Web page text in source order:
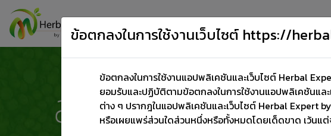
ข้อตกลงในการใช้งานเว็บไซต์ https://
ข้อตกลงในการใช้งานแอปพลิเคชันและเว็บไซต์ Herbal
ยอมรับและปฏิบัติตามข้อตกลงในการใช้งานแอปพลิเคชันแล
ต่าง ๆ ปรากฎในแอปพลิเคชันและเว็บไซต์ Herbal
หรือเผยแพร่ส่วนใดส่วนหนึ่งหรือทั้งหมดโดยเด็ดขาด เว้น